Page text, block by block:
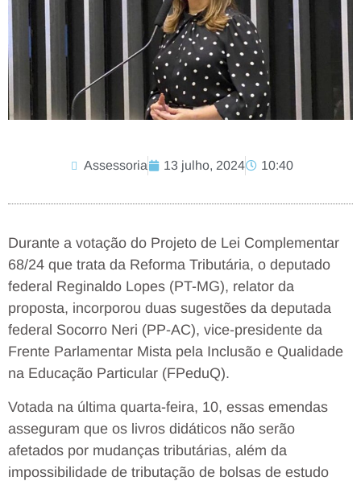
Assessoria 13 julho, 2024 10:40
Durante a votação do Projeto de Lei Complementar
68/24 que trata da Reforma Tributária, o deputado
federal Reginaldo Lopes (PT-MG), relator da
proposta, incorporou duas sugestões da deputada
federal Socorro Neri (PP-AC), vice-presidente da
Frente Parlamentar Mista pela Inclusão e Qualidade
na Educação Particular (FPeduQ).
Votada na última quarta-feira, 10, essas emendas
asseguram que os livros didáticos não serão
afetados por mudanças tributárias, além da
impossibilidade de tributação de bolsas de estudo